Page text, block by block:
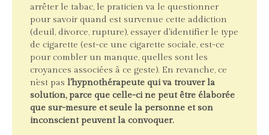
arrêter le tabac, le praticien va le questionner
pour savoir quand est survenue cette addiction
(deuil, divorce, rupture), essayer d'identifier le type
de cigarette (est-ce une cigarette sociale, est-ce
pour combler un manque, quelles sont les
croyances associées à ce geste). En revanche, ce
n'est pas l'hypnothérapeute qui va trouver la
solution, parce que celle-ci ne peut être élaborée
que sur-mesure et seule la personne et son
inconscient peuvent la convoquer.